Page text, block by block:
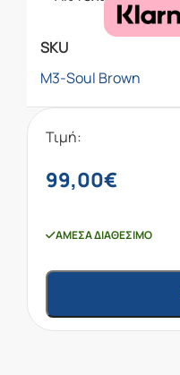
SKU
M3-Soul Brown
Τιμή:
99,00€
ΆΜΕΣΑ ΔΙΑΘΈΣΙΜΟ